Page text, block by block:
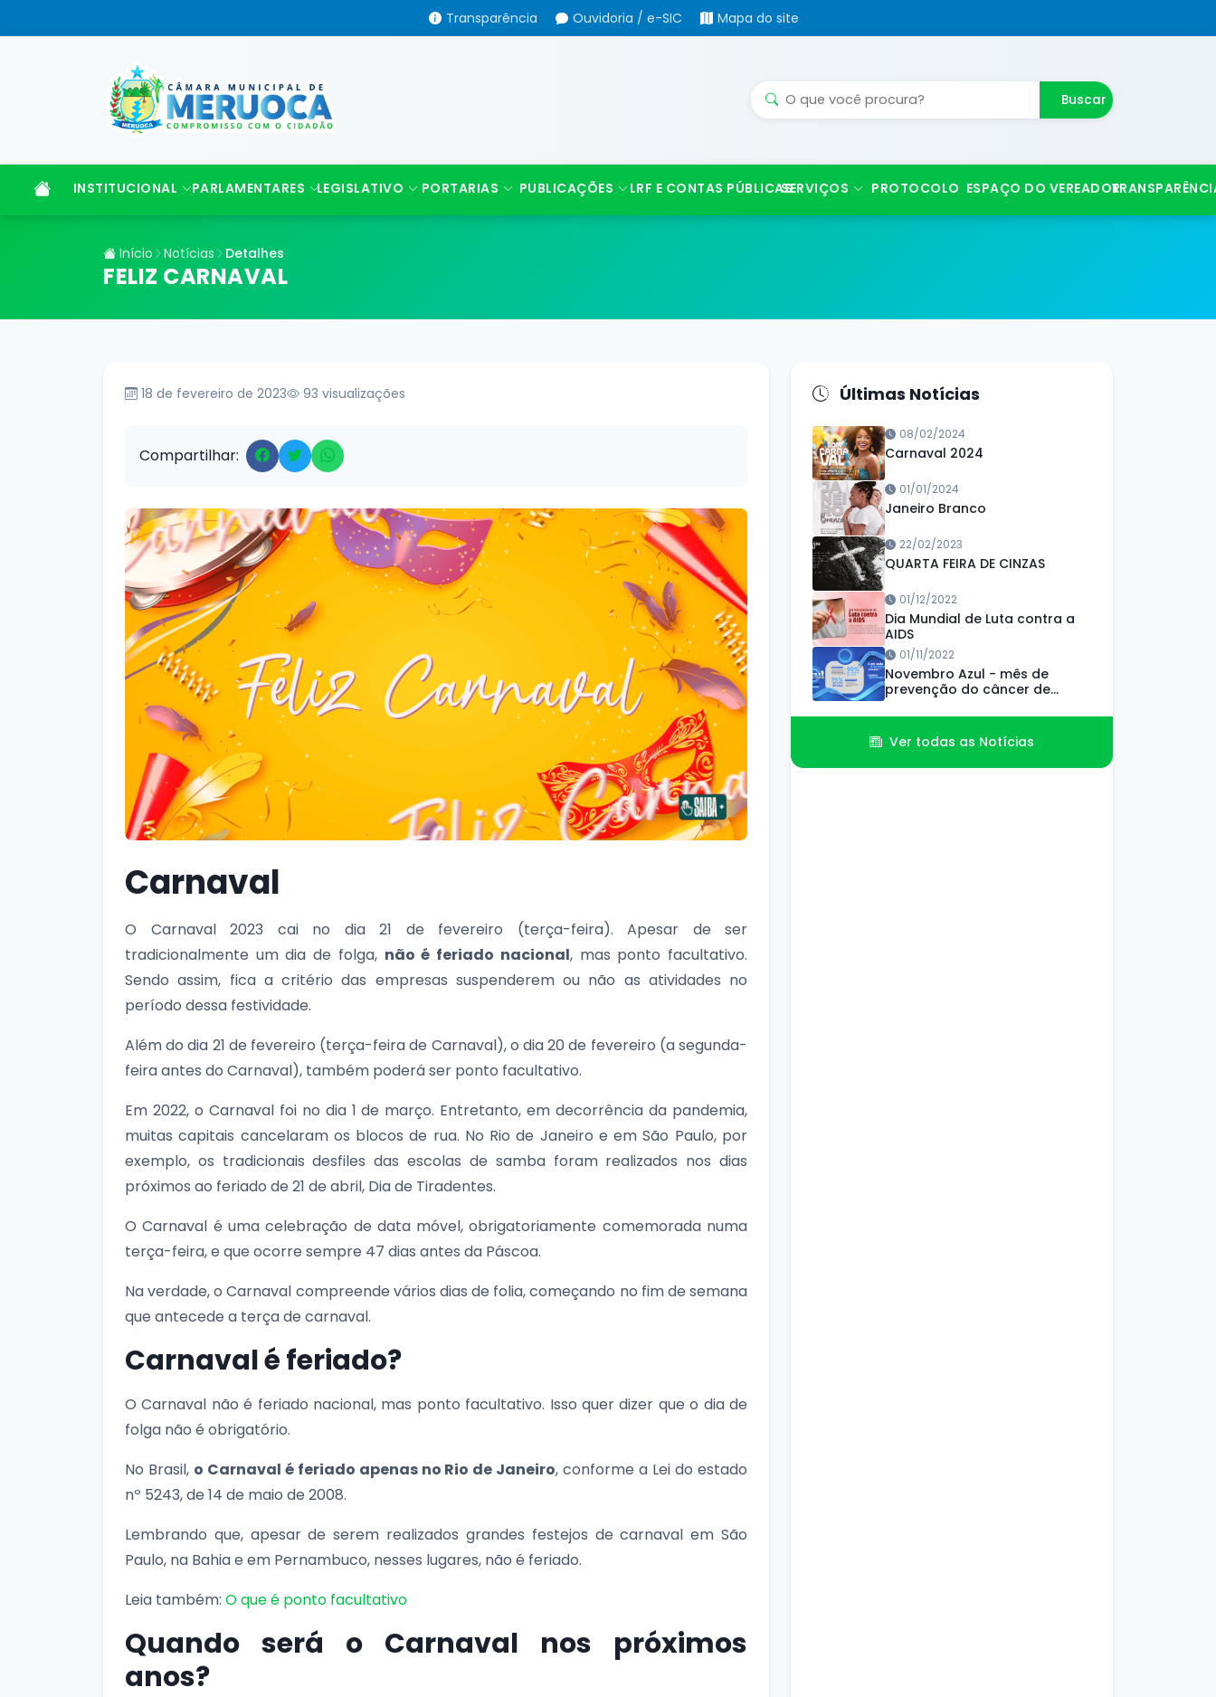
Transparência Ouvidoria / e-SIC Mapa do site
Buscar
INSTITUCIONAL PARLAMENTARES LEGISLATIVO PORTARIAS PUBLICAÇÕES LRF E CONTAS PÚBLICASSERVIÇOS PROTOCOLO ESPAÇO DO VEREADOR
Início Notícias Detalhes
FELIZ CARNAVAL
18 de fevereiro de 2023 93 visualizações
Compartilhar:
Carnaval
O Carnaval 2023 cai no dia 21 de fevereiro (terça-feira). Apesar de ser
tradicionalmente um dia de folga, não é feriado nacional, mas ponto facultativo.
Sendo assim, fica a critério das empresas suspenderem ou não as atividades no
período dessa festividade.
Além do dia 21 de fevereiro (terça-feira de Carnaval), o dia 20 de fevereiro (a segunda-
feira antes do Carnaval), também poderá ser ponto facultativo.
Em 2022, o Carnaval foi no dia 1 de março. Entretanto, em decorrência da pandemia,
muitas capitais cancelaram os blocos de rua. No Rio de Janeiro e em São Paulo, por
exemplo, os tradicionais desfiles das escolas de samba foram realizados nos dias
próximos ao feriado de 21 de abril, Dia de Tiradentes.
O Carnaval é uma celebração de data móvel, obrigatoriamente comemorada numa
terça-feira, e que ocorre sempre 47 dias antes da Páscoa.
Na verdade, o Carnaval compreende vários dias de folia, começando no fim de semana
que antecede a terça de carnaval.
Carnaval é feriado?
O Carnaval não é feriado nacional, mas ponto facultativo. Isso quer dizer que o dia de
folga não é obrigatório.
No Brasil, o Carnaval é feriado apenas no Rio de Janeiro, conforme a Lei do estado
nº 5243, de 14 de maio de 2008.
Lembrando que, apesar de serem realizados grandes festejos de carnaval em São
Paulo, na Bahia e em Pernambuco, nesses lugares, não é feriado.
Leia também: O que é ponto facultativo
Quando será o Carnaval nos próximos
anos?
Últimas Notícias
08/02/2024
Carnaval 2024
01/01/2024
Janeiro Branco
22/02/2023
QUARTA FEIRA DE CINZAS
01/12/2022
Dia Mundial de Luta contra a
AIDS
01/11/2022
Novembro Azul - mês de
prevenção do câncer de
Ver todas as Notícias